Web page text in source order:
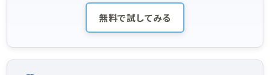
無料で試してみる